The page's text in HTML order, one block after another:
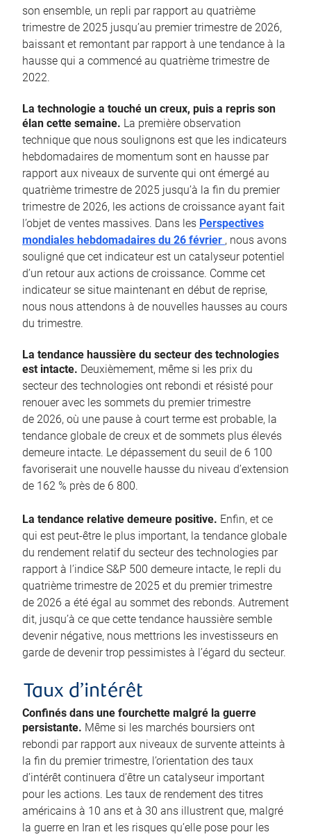
son ensemble, un repli par rapport au quatrième
trimestre de 2025 jusqu’au premier trimestre de 2026,
baissant et remontant par rapport à une tendance à la
hausse qui a commencé au quatrième trimestre de
2022.
La technologie a touché un creux, puis a repris son
élan cette semaine. La première observation
technique que nous soulignons est que les indicateurs
hebdomadaires de momentum sont en hausse par
rapport aux niveaux de survente qui ont émergé au
quatrième trimestre de 2025 jusqu’à la fin du premier
trimestre de 2026, les actions de croissance ayant fait
l’objet de ventes massives. Dans les Perspectives
mondiales hebdomadaires du 26 février , nous avons
souligné que cet indicateur est un catalyseur potentiel
d’un retour aux actions de croissance. Comme cet
indicateur se situe maintenant en début de reprise,
nous nous attendons à de nouvelles hausses au cours
du trimestre.
La tendance haussière du secteur des technologies
est intacte. Deuxièmement, même si les prix du
secteur des technologies ont rebondi et résisté pour
renouer avec les sommets du premier trimestre
de 2026, où une pause à court terme est probable, la
tendance globale de creux et de sommets plus élevés
demeure intacte. Le dépassement du seuil de 6 100
favoriserait une nouvelle hausse du niveau d’extension
de 162 % près de 6 800.
La tendance relative demeure positive. Enfin, et ce
qui est peut-être le plus important, la tendance globale
du rendement relatif du secteur des technologies par
rapport à l’indice S&P 500 demeure intacte, le repli du
quatrième trimestre de 2025 et du premier trimestre
de 2026 a été égal au sommet des rebonds. Autrement
dit, jusqu’à ce que cette tendance haussière semble
devenir négative, nous mettrions les investisseurs en
garde de devenir trop pessimistes à l’égard du secteur.
Taux d’intérêt
Confinés dans une fourchette malgré la guerre
persistante. Même si les marchés boursiers ont
rebondi par rapport aux niveaux de survente atteints à
la fin du premier trimestre, l’orientation des taux
d’intérêt continuera d’être un catalyseur important
pour les actions. Les taux de rendement des titres
américains à 10 ans et à 30 ans illustrent que, malgré
la guerre en Iran et les risques qu’elle pose pour les